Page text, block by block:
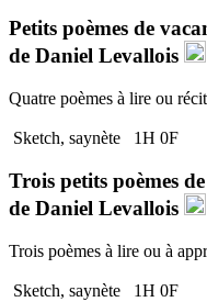
Petits poèmes de
de Daniel Levallois
Quatre poèmes à lire ou
Sketch, saynète 1H 0F
Trois petits poèmes
de Daniel Levallois
Trois poèmes à lire ou à
Sketch, saynète 1H 0F